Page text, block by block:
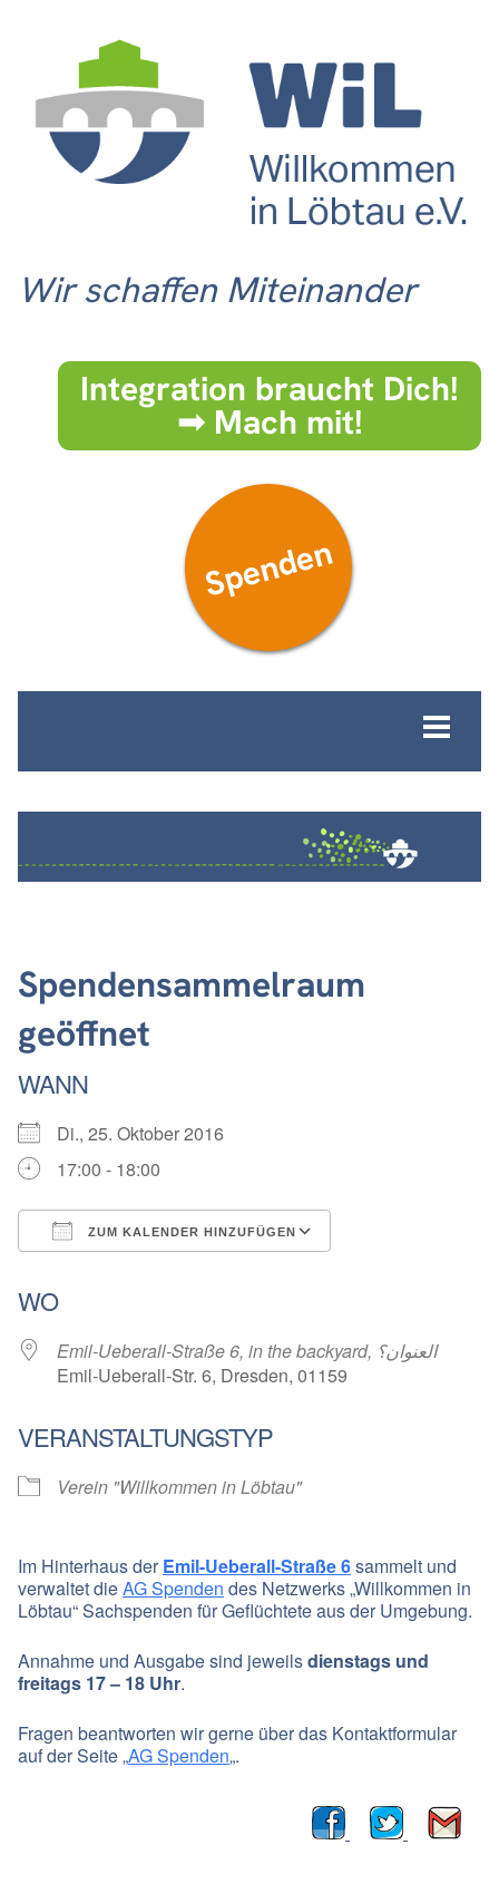
Wir schaffen Miteinander
Integration braucht Dich!
➟ Mach mit!
Spenden
Spendensammelraum
geöffnet
WANN
Di., 25. Oktober 2016
17:00 - 18:00
ZUM KALENDER HINZUFÜGEN
WO
Emil-Ueberall-Straße 6, in the backyard, العنوان؟
Emil-Ueberall-Str. 6, Dresden, 01159
VERANSTALTUNGSTYP
Verein "Willkommen in Löbtau"
Im Hinterhaus derEmil-Ueberall-Straße 6sammelt und
verwaltet dieAG Spenden des Netzwerks „Willkommen in
Löbtau“ Sachspenden für Geflüchtete aus der Umgebung.
Annahme und Ausgabe sind jeweilsdienstags und
freitags 17 – 18 Uhr.
Fragen beantworten wir gerne über das Kontaktformular
auf der Seite „AG Spenden„.